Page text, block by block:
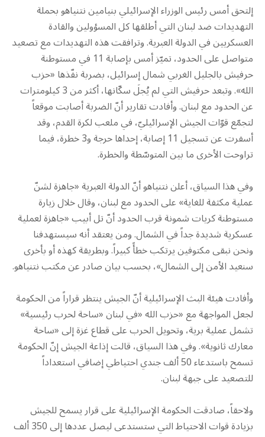
إلتحق أمس رئيس الوزراء الإسرائيلي بنيامين نتنياهو بحملة
التهديدات ضد لبنان التي أطلقها كل المسؤولين والقادة
العسكريين في الدولة العبرية. وترافقت هذه التهديدات مع تصعيد
متواصل على الحدود، تميّز أمس بإصابة 11 في مستوطنة
حرفيش بالجليل الغربي شمال إسرائيل، بضربة نفّذها «حزب
الله». وتبعد حرفيش التي لم يُجلَ سكّانها، أكثر من 3 كيلومترات
عن الحدود مع لبنان. وأفادت تقارير أنّ الضربة أصابت موقعاً
لتجمّع قوّات الجيش الإسرائيليّ، في ملعب لكرة القدم، وقد
أسفرت عن تسجيل 11 إصابة، إحداها حرجة و3 خطرة، فيما
تراوحت الأخرى ما بين المتوسّطة والخطرة.
وفي هذا السياق، أعلن نتنياهو أنّ الدولة العبرية «جاهزة لشنّ
عملية مكثفة للغاية» على الحدود مع لبنان، وقال خلال زيارة
مستوطنة كريات شمونة قرب الحدود أنّ تل أبيب «جاهزة لعملية
عسكرية شديدة جداً في الشمال. ومن يعتقد أنه سيستهدفنا
ونحن نبقى مكتوفين يرتكب خطأً كبيراً. وبطريقة كهذه أو بأخرى
سنعيد الأمن إلى الشمال»، بحسب بيان صادر عن مكتب نتنياهو.
وأفادت هيئة البث الإسرائيلية أنّ الجيش ينتظر قراراً من الحكومة
لجعل المواجهة مع «حزب الله «في لبنان «ساحة لحرب رئيسية»
تشمل عملية برية، وتحويل الحرب على قطاع غزة إلى «ساحة
معارك ثانوية». وفي هذا السياق، قالت إذاعة الجيش إنّ الحكومة
تسمح باستدعاء 50 ألف جندي احتياطي إضافي استعداداً
للتصعيد على جبهة لبنان.
ولاحقاً، صادقت الحكومة الإسرائيلية على قرار يسمح للجيش
بزيادة قوات الاحتياط التي ستستدعى ليصل عددها إلى 350 ألف